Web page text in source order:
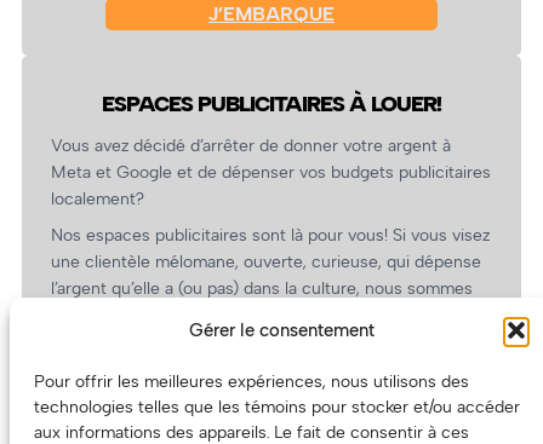
Gérer le consentement
Pour offrir les meilleures expériences, nous utilisons des
technologies telles que les témoins pour stocker et/ou accéder
aux informations des appareils. Le fait de consentir à ces
J’EMBARQUE
ESPACES PUBLICITAIRES À LOUER!
Vous avez décidé d’arrêter de donner votre argent à
Meta et Google et de dépenser vos budgets publicitaires
localement?
Nos espaces publicitaires sont là pour vous! Si vous visez
une clientèle mélomane, ouverte, curieuse, qui dépense
l’argent qu’elle a (ou pas) dans la culture, nous sommes
revient.
(Oui, on va avoir des tarifs spéciaux pour vous, les